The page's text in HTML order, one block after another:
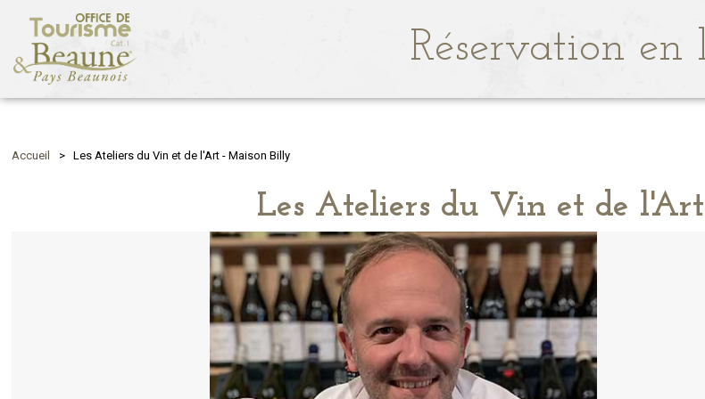
Réservation en
Accueil > Les Ateliers du Vin et de l'Art - Maison Billy
Les Ateliers du Vin et de